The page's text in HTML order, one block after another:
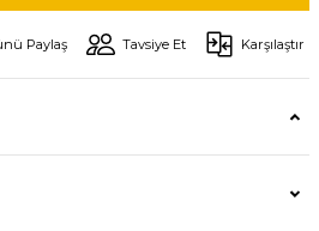
Paylaş Tavsiye Et Karşılaştır